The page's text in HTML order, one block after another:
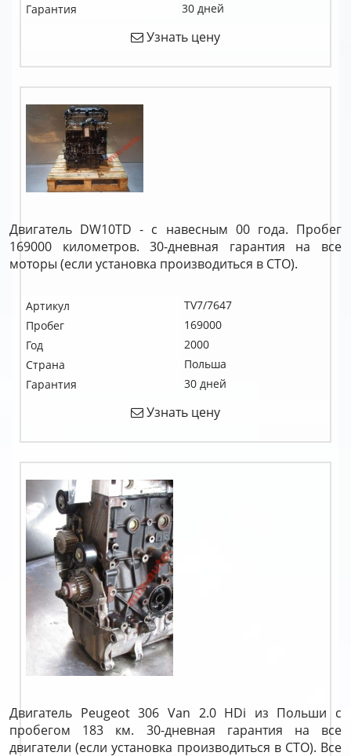
Гарантия
30 дней
Узнать цену
Двигатель DW10TD - с навесным 00 года. Пробег
169000 километров. 30-дневная гарантия на все
моторы (если установка производиться в СТО).
Артикул
TV7/7647
Пробег
169000
Год
2000
Страна
Польша
Гарантия
30 дней
Узнать цену
Двигатель Peugeot 306 Van 2.0 HDi из Польши с
пробегом 183 км. 30-дневная гарантия на все
двигатели (если установка производиться в СТО). Все